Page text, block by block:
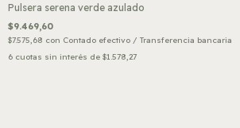
Pulsera serena verde azulado
$9.469,60
$7.575,68 con Contado efectivo / Transferencia bancaria
6 cuotas sin interés de $1.578,27